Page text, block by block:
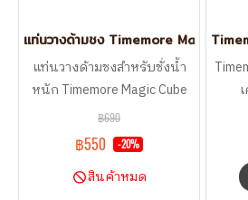
แท่นวางด้ามชง Timemore Magic
แท่นวางด้ามชงสำหรับชั่งน้ำ
หนัก Timemore Magic Cube
Portafilter Stand
฿690
฿550 -20%
สินค้าหมด